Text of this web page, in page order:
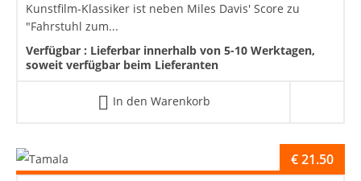
Kunstfilm-Klassiker ist neben Miles Davis' Score zu
"Fahrstuhl zum...
Verfügbar : Lieferbar innerhalb von 5-10 Werktagen,
soweit verfügbar beim Lieferanten
In den Warenkorb
€21.50